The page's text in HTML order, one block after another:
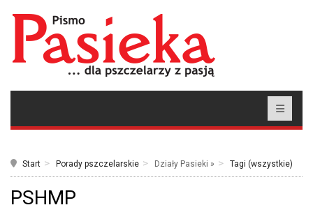
Start Porady pszczelarskie Działy Pasieki » Tagi (wszystkie)
PSHMP